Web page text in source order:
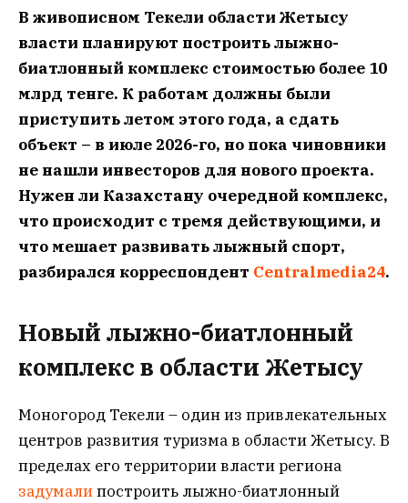
В живописном Текели области Жетысу
власти планируют построить лыжно-
биатлонный комплекс стоимостью более 10
млрд тенге. К работам должны были
приступить летом этого года, а сдать
объект – в июле 2026-го, но пока чиновники
не нашли инвесторов для нового проекта.
Нужен ли Казахстану очередной комплекс,
что происходит с тремя действующими, и
что мешает развивать лыжный спорт,
разбирался корреспондент Centralmedia24.
Новый лыжно-биатлонный
комплекс в области Жетысу
Моногород Текели – один из привлекательных
центров развития туризма в области Жетысу. В
пределах его территории власти региона
задумалипостроить лыжно-биатлонный